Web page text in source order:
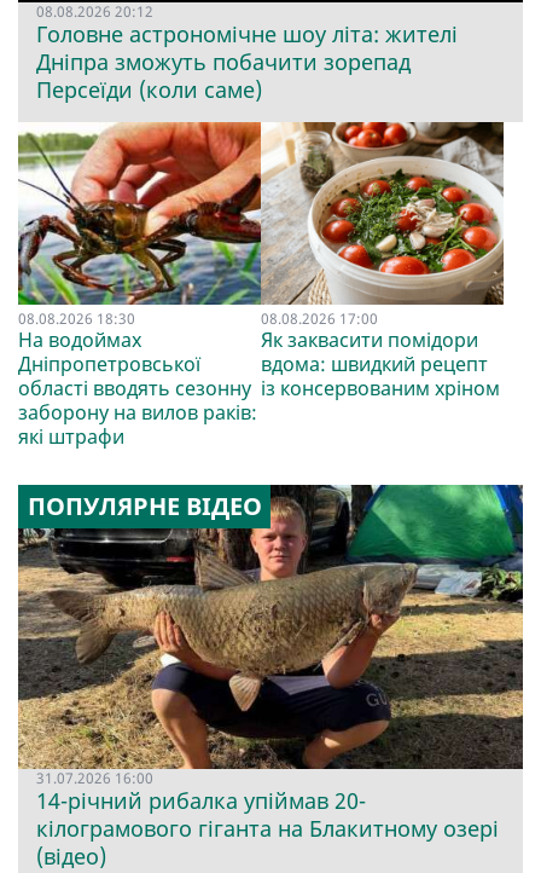
08.08.2026 20:12
Головне астрономічне шоу літа: жителі
Дніпра зможуть побачити зорепад
Персеїди (коли саме)
08.08.2026 18:30
На водоймах
Дніпропетровської
області вводять сезонну
заборону на вилов раків:
які штрафи
08.08.2026 17:00
Як заквасити помідори
вдома: швидкий рецепт
із консервованим хріном
ПОПУЛЯРНЕ ВІДЕО
31.07.2026 16:00
14-річний рибалка упіймав 20-
кілограмового гіганта на Блакитному озері
(відео)